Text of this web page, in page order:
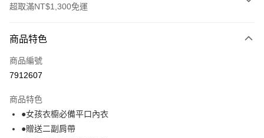
超取滿NT$1,300免運
信用卡一次付款
超商取貨付款
運送方式
全家取貨付款
每筆NT$90，滿NT$1,300(含以上)免運費
商品特色
商品編號
7912607
商品特色
●女孩衣櫥必備平口內衣
●贈送二副肩帶